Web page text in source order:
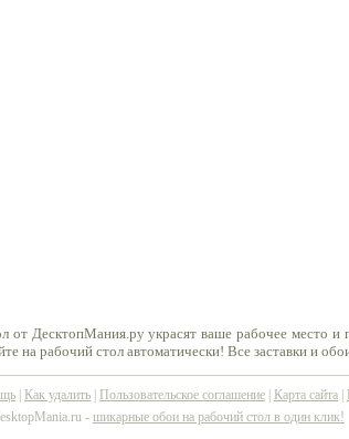
ДесктопМания.ру украсят ваше рабочее место и
на рабочий стол автоматически! Все заставки и
Как удалить Пользовательское соглашение Карта сайта
- шикарные обои на рабочий стол в один клик!